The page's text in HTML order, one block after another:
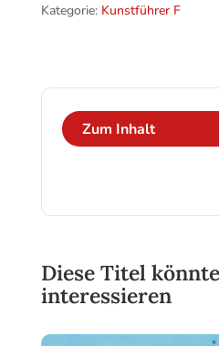
Kategorie: Kunstführer F
Zum Inhalt
Diese Titel
interessieren